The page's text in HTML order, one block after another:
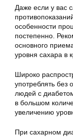
Даже если у вас
особенности
постепенно.
основного
уровня сахара в
Широко
употреблять без
людей с
в большом
увеличению
При сахарном